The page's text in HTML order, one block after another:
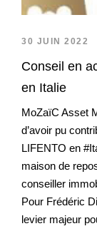
30 JUIN 2022
Conseil en
en Italie
MoZaïC Asset
d’avoir pu
LIFENTO en
maison de
conseiller
Pour Frédéric
levier majeur